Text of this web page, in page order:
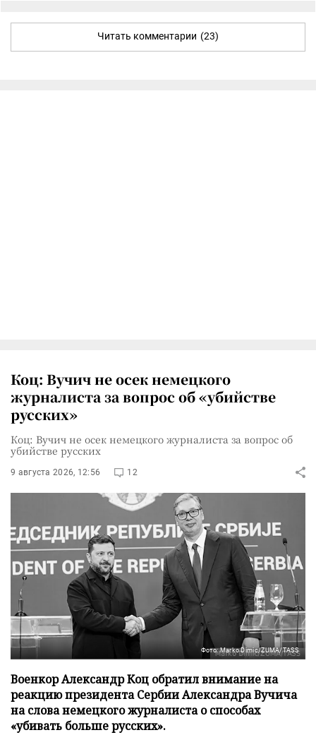
Читать комментарии (23)
Коц: Вучич не осек немецкого
журналиста за вопрос об «убийстве
русских»
Коц: Вучич не осек немецкого журналиста за вопрос об
убийстве русских
9 августа 2026, 12:56 12
Фото: Marko Dimic/ZUMA/TASS
Военкор Александр Коц обратил внимание на
реакцию президента Сербии Александра Вучича
на слова немецкого журналиста о способах
«убивать больше русских».